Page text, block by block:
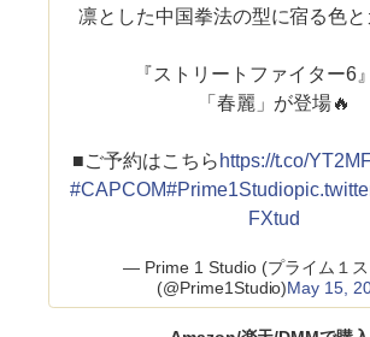
凛とした中国拳法の型に宿る色と
『ストリートファイター6
「春麗」が登場🔥
■ご予約はこちら https://t.co/
#CAPCOM#Prime1Studio
FXtud
— Prime 1 Studio (プライム１
(@Prime1Studio)May 15,